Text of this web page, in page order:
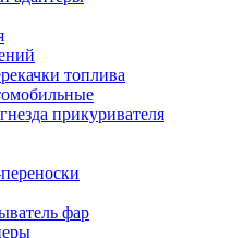
топлива
прикуривателя
фар